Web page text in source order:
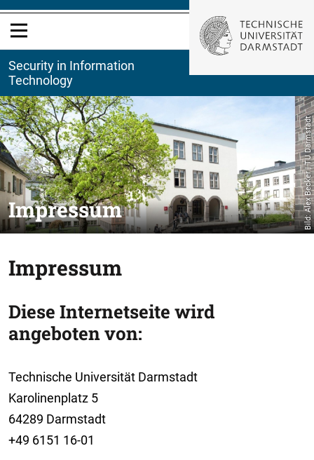
Security in Information
Technology
Bild: Alex Becker | TU Darmstadt
Impressum
Impressum
Diese Internetseite wird
angeboten von:
Technische Universität Darmstadt
Karolinenplatz 5
64289 Darmstadt
+49 6151 16-01